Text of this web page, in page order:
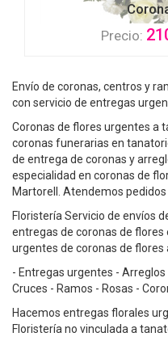
Precio:
Envío de coronas, centros y
con servicio de entregas
Coronas de flores urgentes a
coronas funerarias en
de entrega de coronas y
especialidad en coronas de
Martorell. Atendemos
Floristería Servicio de envíos
entregas de coronas de
urgentes de coronas de flores
- Entregas urgentes -
Cruces - Ramos - Rosas -
Hacemos entregas florales
Floristería no vinculada a